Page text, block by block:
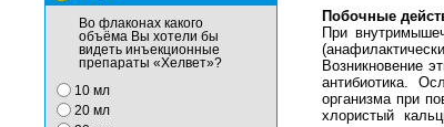
Во флаконах какого
объёма Вы хотели бы
видеть инъекционные
препараты «Хелвет»?
10 мл
20 мл
Побочные
При
Возникновение
антибиотика.
организма при
хлористый